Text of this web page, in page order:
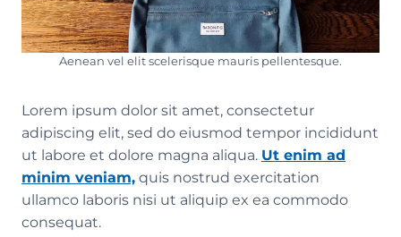
Aenean vel elit scelerisque mauris pellentesque.
Lorem ipsum dolor sit amet, consectetur
adipiscing elit, sed do eiusmod tempor incididunt
ut labore et dolore magna aliqua. Ut enim ad
minim veniam, quis nostrud exercitation
ullamco laboris nisi ut aliquip ex ea commodo
consequat.